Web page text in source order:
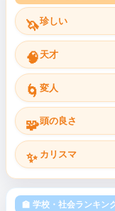
🦄珍しい
🧠 天才
🌀 変人
🧩頭の良さ
✨ カリスマ
🏫 学校・社会ランキン